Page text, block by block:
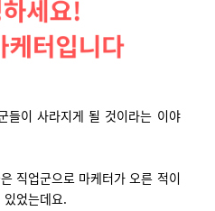
들이 사라지게 될 것이라는 이야
직업군으로 마케터가 오른 적이
었는데요.